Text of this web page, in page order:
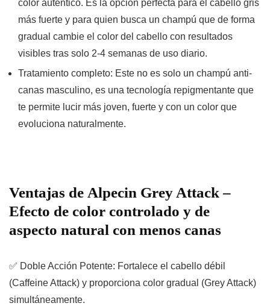
color auténtico. Es la opción perfecta para el cabello gris
más fuerte y para quien busca un champú que de forma
gradual cambie el color del cabello con resultados
visibles tras solo 2-4 semanas de uso diario.
Tratamiento completo: Este no es solo un champú anti-
canas masculino, es una tecnología repigmentante que
te permite lucir más joven, fuerte y con un color que
evoluciona naturalmente.
Ventajas de Alpecin Grey Attack –
Efecto de color controlado y de
aspecto natural con menos canas
✅ Doble Acción Potente: Fortalece el cabello débil
(Caffeine Attack) y proporciona color gradual (Grey Attack)
simultáneamente.